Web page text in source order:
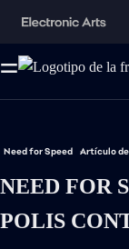
Need for Speed Artículo
NEED FOR
POLIS